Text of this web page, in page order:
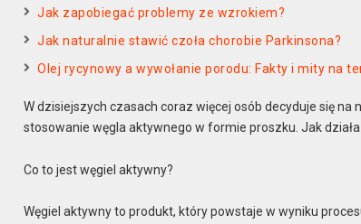
Jak zapobiegać problemy ze wzrokiem?
Jak naturalnie stawić czoła chorobie Parkinsona?
Olej rycynowy a wywołanie porodu: Fakty i mity na
W dzisiejszych czasach coraz więcej osób decyduje się
stosowanie węgla aktywnego w formie proszku. Jak
Co to jest węgiel aktywny?
Węgiel aktywny to produkt, który powstaje w wyniku